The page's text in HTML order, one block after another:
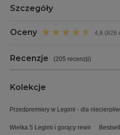
Szczegóły
Oceny 4,6 (826
Recenzje (205 recenzji)
Kolekcje
Przedpremiery w Legimi - dla
Wielka 5 Legimi i gorący rewir